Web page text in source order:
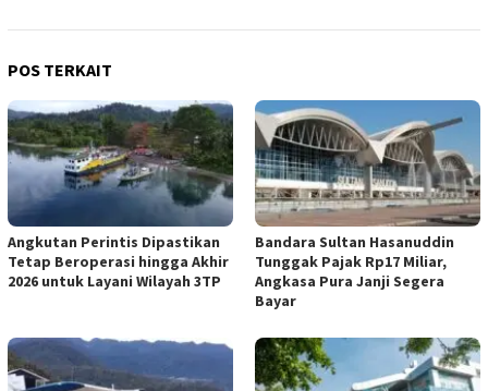
POS TERKAIT
Angkutan Perintis Dipastikan
Tetap Beroperasi hingga Akhir
2026 untuk Layani Wilayah 3TP
Bandara Sultan Hasanuddin
Tunggak Pajak Rp17 Miliar,
Angkasa Pura Janji Segera
Bayar